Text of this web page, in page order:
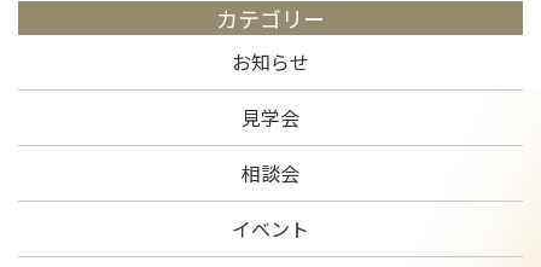
カテゴリー
お知らせ
見学会
相談会
イベント